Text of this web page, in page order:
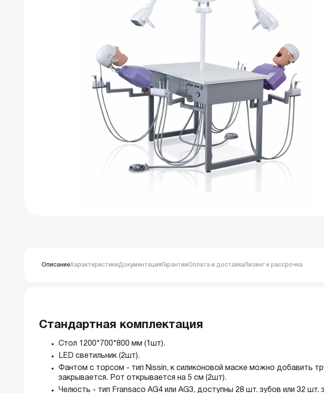
ОписаниеХарактеристикиДокументация ГарантииОплата и доставкаЛизинг и рассрочка
Стандартная комплектация
Стол 1200*700*800 мм (1шт).
LED светильник (2шт).
Фантом с торсом - тип Nissin, к силиконовой маске можно добавить
закрывается. Рот открывается на 5 см (2шт).
Челюсть - тип Fransaco AG4 или AG3, доступны 28 шт. зубов или 32 шт.